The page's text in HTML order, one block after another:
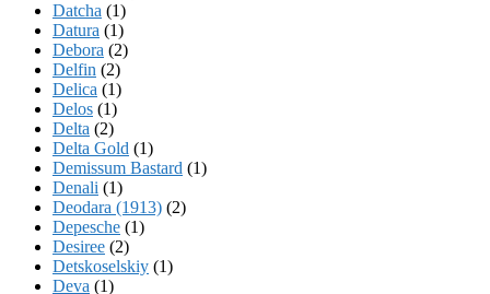
Datcha (1)
Datura (1)
Debora (2)
Delfin (2)
Delica (1)
Delos (1)
Delta (2)
Delta Gold (1)
Demissum Bastard (1)
Denali (1)
Deodara (1913) (2)
Depesche (1)
Desiree (2)
Detskoselskiy (1)
Deva (1)